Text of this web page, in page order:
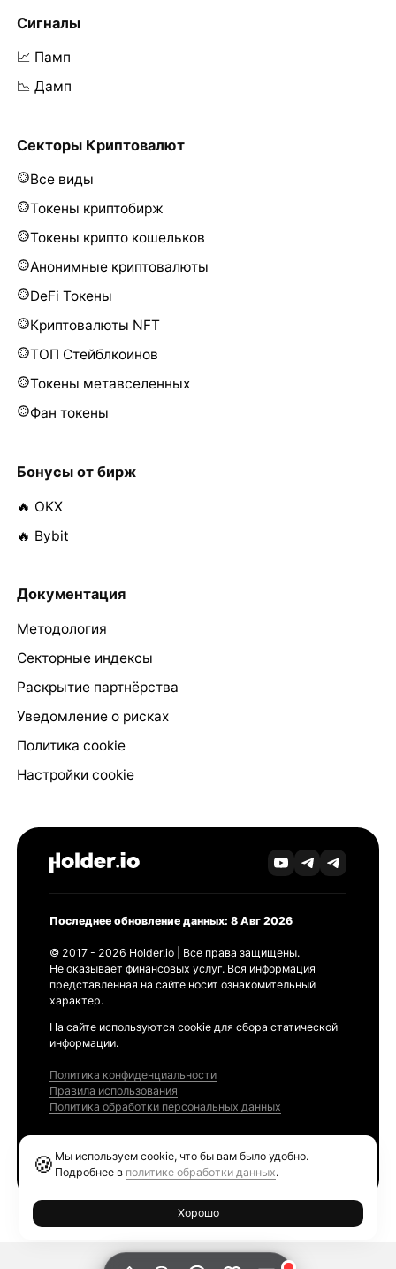
Сигналы
📈 Памп
📉 Дамп
Секторы Криптовалют
Все виды
Токены криптобирж
Токены крипто кошельков
Анонимные криптовалюты
DeFi Токены
Криптовалюты NFT
ТОП Стейблкоинов
Токены метавселенных
Фан токены
Бонусы от бирж
🔥 OKX
🔥 Bybit
Документация
Методология
Секторные индексы
Раскрытие партнёрства
Уведомление о рисках
Политика cookie
Настройки cookie
Последнее обновление данных: 8 Авг 2026
© 2017 - 2026 Holder.io | Все права защищены.
Не оказывает финансовых услуг. Вся информация
представленная на сайте носит ознакомительный
характер.
На сайте используются cookie для сбора статической
информации.
Политика конфиденциальности
Правила использования
Политика обработки персональных данных
🍪 Мы используем cookie, что бы вам было удобно.
Подробнее в политике обработки данных.
Хорошо
Ethereum GAS Tracker